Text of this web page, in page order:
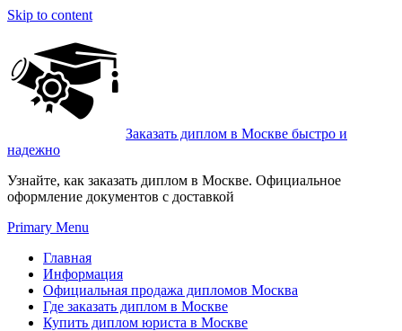
Skip to content
Заказать диплом в Москве быстро и
надежно
Узнайте, как заказать диплом в Москве. Официальное
оформление документов с доставкой
Primary Menu
Главная
Информация
Официальная продажа дипломов Москва
Где заказать диплом в Москве
Купить диплом юриста в Москве